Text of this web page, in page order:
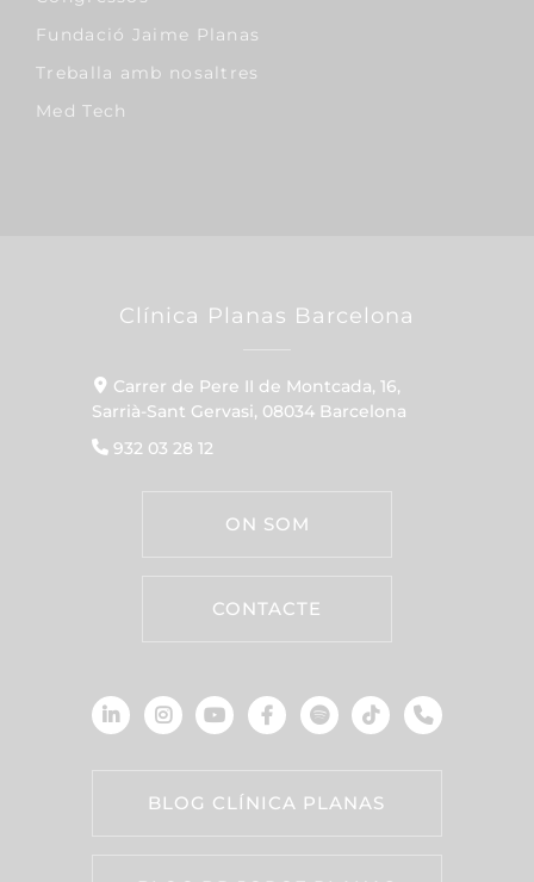
Fundació Jaime Planas
Treballa amb nosaltres
Med Tech
Clínica Planas Barcelona
Carrer de Pere II de Montcada, 16,
Sarrià-Sant Gervasi, 08034 Barcelona
932 03 28 12
ON SOM
CONTACTE
BLOG CLÍNICA PLANAS